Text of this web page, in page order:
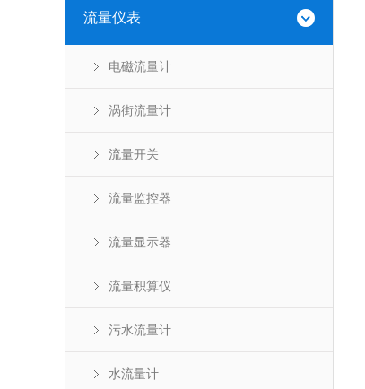
流量仪表
电磁流量计
涡街流量计
流量开关
流量监控器
流量显示器
流量积算仪
污水流量计
水流量计